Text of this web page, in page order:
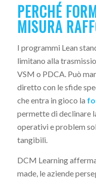
PERCHÉ
MISURA
I programmi Lean
limitano alla
VSM o PDCA. Può
diretto con le sfide
che entra in gioco la
permette di declinare
operativi e problem
tangibili.
DCM Learning
made, le aziende